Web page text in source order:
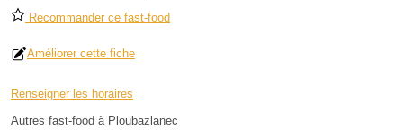
Recommander ce fast-food
Améliorer cette fiche
Renseigner les horaires
Autres fast-food à Ploubazlanec